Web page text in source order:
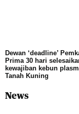
Dewan ‘deadline’
Prima 30 hari
kewajiban kebun
Tanah Kuning
News